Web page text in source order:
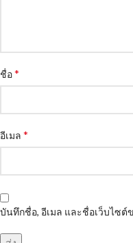
ชื่อ*
อีเมล *
บันทึกชื่อ, อีเมล และชื่อเว็บไซต์